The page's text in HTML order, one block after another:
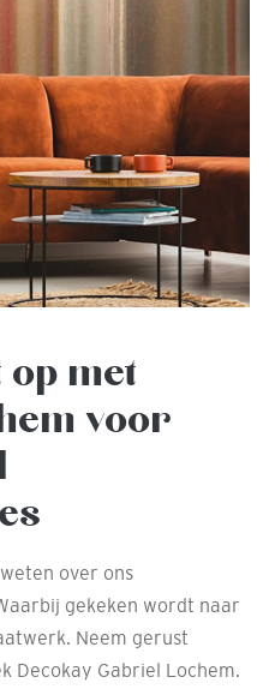
op met
voor
over ons
gekeken wordt naar
Neem gerust
Decokay Gabriel Lochem.